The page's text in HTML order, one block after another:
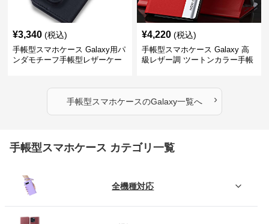
¥3,340 (税込)
手帳型スマホケース Galaxy用パ
ンダモチーフ手帳型レザーケー
¥4,220 (税込)
手帳型スマホケース Galaxy 高
級レザー調 ツートンカラー手帳
手帳型スマホケースのGalaxy一覧へ ›
手帳型スマホケース カテゴリ一覧
全機種対応